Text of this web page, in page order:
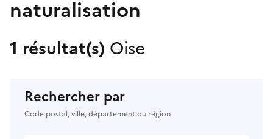
naturalisation
1 résultat(s) Oise
Rechercher par
Code postal, ville, département ou région